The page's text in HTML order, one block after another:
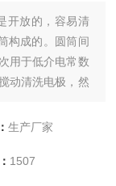
开放的，容易清
构成的。圆筒间
用于低介电常数
动清洗电极，然
生产厂家
1507